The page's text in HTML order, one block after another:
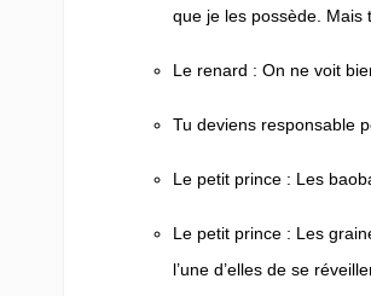
que je les possède. Mais
Le renard : On ne voit
Tu deviens responsable
Le petit prince : Les
Le petit prince : Les
l’une d’elles de se